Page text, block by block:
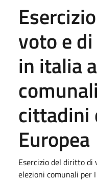
voto e
in italia
cittadini
Europea
Esercizio del diritto
elezioni comunali per